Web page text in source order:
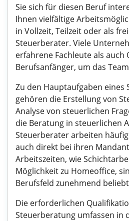
Sie sich für diesen Beruf
Ihnen vielfältige
in Vollzeit, Teilzeit oder als
Steuerberater. Viele
erfahrene Fachleute als auch
Berufsanfänger, um das
Zu den Hauptaufgaben eines
gehören die Erstellung von
Analyse von steuerlichen
die Beratung in steuerlichen
Steuerberater arbeiten
auch direkt bei ihren
Arbeitszeiten, wie
Möglichkeit zu Homeoffice,
Berufsfeld zunehmend
Die erforderlichen
Steuerberatung umfassen in